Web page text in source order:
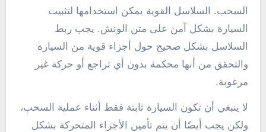
السحب. السلاسل القوية يمكن استخدامها لتثبيت
السيارة بشكل آمن على متن الونش. يجب ربط
السلاسل بشكل صحيح حول أجزاء قوية من السيارة
والتحقق من أنها محكمة بدون أي تراجع أو حركة غير
مرغوبة.
لا ينبغي أن تكون السيارة ثابتة فقط أثناء عملية السحب،
ولكن يجب أيضًا أن يتم تأمين الأجزاء المتحركة بشكل